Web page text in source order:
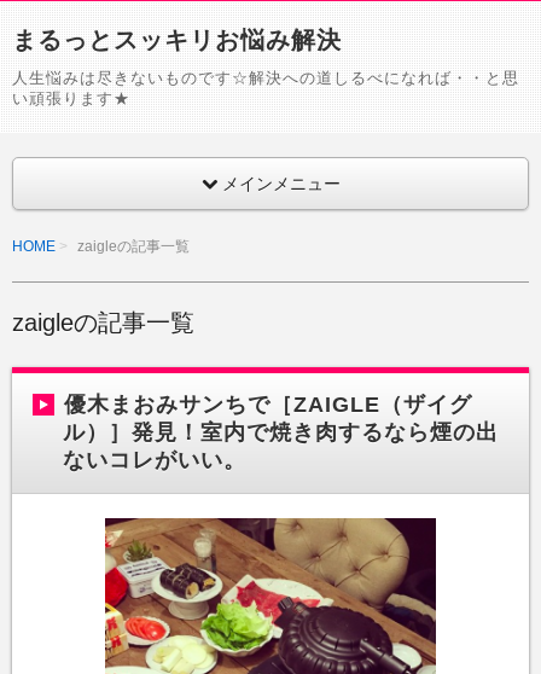
まるっとスッキリお悩み解決
人生悩みは尽きないものです☆解決への道しるべになれば・・と思
い頑張ります★
メインメニュー
HOME zaigleの記事一覧
zaigleの記事一覧
優木まおみサンちで［ZAIGLE（ザイグ
ル）］発見！室内で焼き肉するなら煙の出
ないコレがいい。